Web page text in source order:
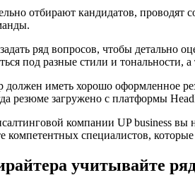
отбирают кандидатов, проводят
ряд вопросов, чтобы детально
под разные стили и тональности,
должен иметь хорошо оформленное
резюме загружено с платформы
компании UP business
компетентных специалистов,
учитывайте